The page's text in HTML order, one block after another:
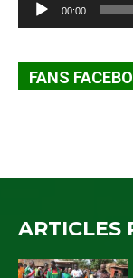
00:00
FANS
ARTICLES